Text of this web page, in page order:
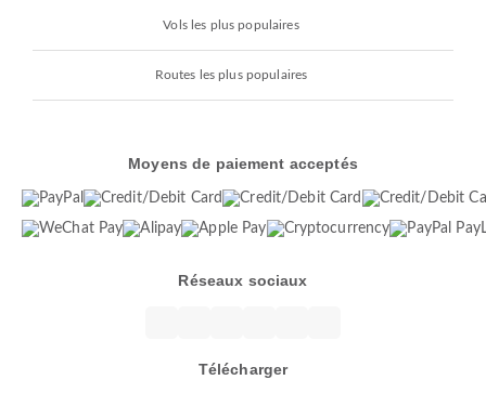
Vols les plus populaires
Routes les plus populaires
Moyens de paiement acceptés
Réseaux sociaux
Télécharger